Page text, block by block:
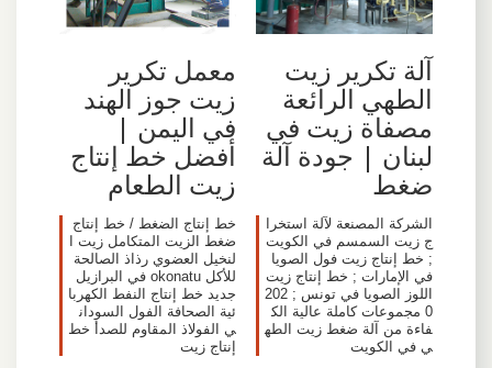
آلة تكرير زيت
الطهي الرائعة
مصفاة زيت في
لبنان | جودة آلة
ضغط
الشركة المصنعة لآلة استخرا
ج زيت السمسم في الكويت
; خط إنتاج زيت فول الصويا
في الإمارات ; خط إنتاج زيت
اللوز الصويا في تونس ; 202
0 مجموعات كاملة عالية الك
فاءة من آلة ضغط زيت الطه
ي في الكويت
معمل تكرير
زيت جوز الهند
في اليمن |
أفضل خط إنتاج
زيت الطعام
خط إنتاج الضغط / خط إنتاج
ضغط الزيت المتكامل زيت ا
لنخيل العضوي رذاذ الصالحة
للأكل okonatu في البرازيل
جديد خط إنتاج النفط الكهربا
ئية الصحافة الفول السودان
ي الفولاذ المقاوم للصدأ خط
إنتاج زيت